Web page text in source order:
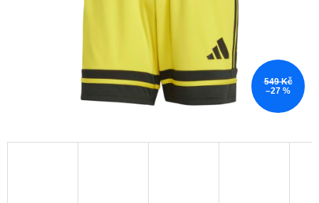
549 Kč
–27 %